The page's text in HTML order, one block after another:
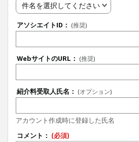
件名を選択してください
アソシエイトID： (推奨)
WebサイトのURL： (推奨)
紹介料受取人氏名： (オプション)
アカウント作成時に登録した氏名
コメント： (必須)